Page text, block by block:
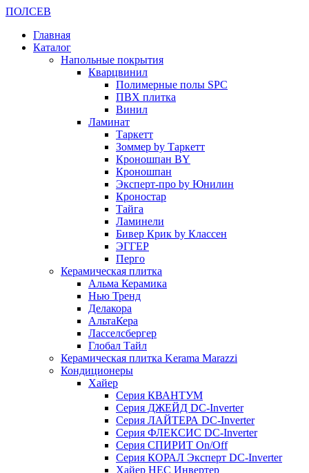
ПОЛСЕВ
Главная
Каталог
Напольные покрытия
Кварцвинил
Полимерные полы SPC
ПВХ плитка
Винил
Ламинат
Таркетт
Зоммер by Таркетт
Кроношпан BY
Кроношпан
Эксперт-про by Юнилин
Кроностар
Тайга
Ламинели
Бивер Крик by Классен
ЭГГЕР
Перго
Керамическая плитка
Альма Керамика
Нью Тренд
Делакора
АльтаКера
Ласселсбергер
Глобал Тайл
Керамическая плитка Kerama Marazzi
Кондиционеры
Хайер
Серия КВАНТУМ
Серия ДЖЕЙД DC-Inverter
Серия ЛАЙТЕРА DC-Inverter
Серия ФЛЕКСИС DC-Inverter
Серия СПИРИТ On/Off
Серия КОРАЛ Эксперт DC-Inverter
Хайер HEC Инвертер